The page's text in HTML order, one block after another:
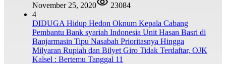
November 25, 2020
23084
4
DIDUGA Hidup Hedon Oknum Kepala Cabang
Pembantu Bank syariah Indonesia Unit Hasan Basri di
Banjarmasin Tipu Nasabah Prioritasnya Hingga
Milyaran Rupiah dan Bilyet Giro Tidak Terdaftar, OJK
Kalsel : Bertemu Tanggal 11